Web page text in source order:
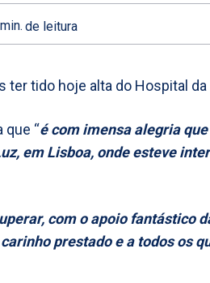
min. de leitura
ter tido hoje alta do Hospital da
que “é com imensa alegria
em Lisboa, onde esteve
com o apoio fantástico
prestado e a todos os